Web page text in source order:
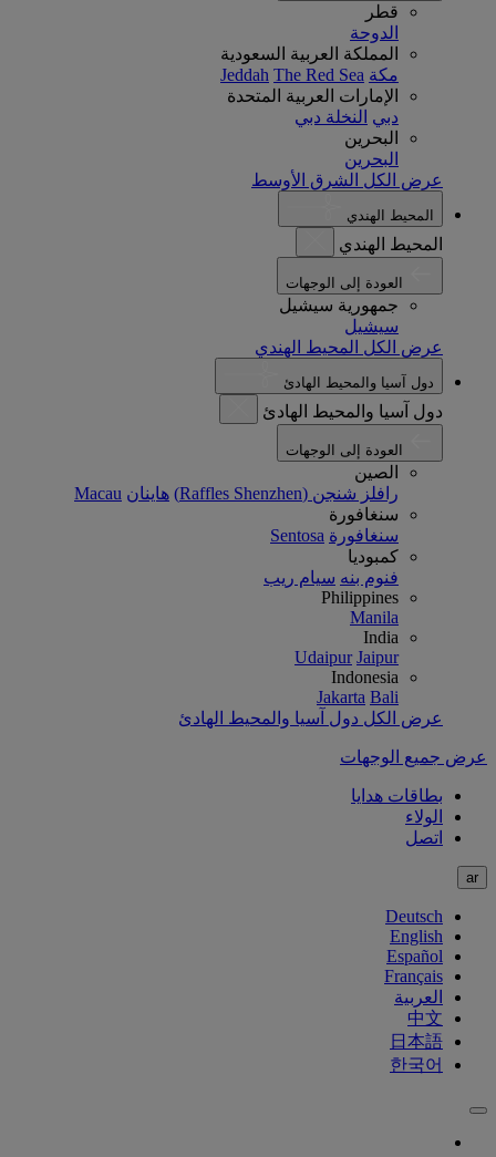
قطر
الدوحة
المملكة العربية السعودية
مكة
Jeddah The Red Sea
الإمارات العربية المتحدة
دبي النخلة دبي
البحرين
البحرين
عرض الكل الشرق الأوسط
المحيط الهندي
المحيط الهندي
جمهورية سيشيل
سيشيل
عرض الكل المحيط الهندي
دول آسيا والمحيط الهادئ
دول آسيا والمحيط الهادئ
الصين
رافلز شنجن (Raffles Shenzhen)
هاينان Macau
سنغافورة
سنغافورة Sentosa
كمبوديا
فنوم بنه سيام ريب
Philippines
Manila
India
Udaipur Jaipur
Indonesia
Jakarta Bali
عرض الكل دول آسيا والمحيط الهادئ
عرض جميع الوجهات
بطاقات هدايا
الولاء
اتصل
ar
Deutsch
English
Español
Français
العربية
中文
日本語
한국어